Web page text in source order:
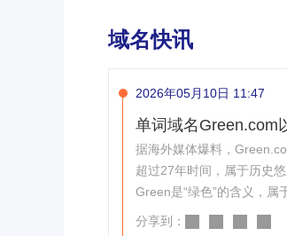
域名快讯
2026年05月10日 11:47
单词域名Green.com
据海外媒体爆料，Green.com域名在今年
超过27年时间，属于历史
Green是“绿色”的含义，属
新型金融机构，旨在将银
分享到：